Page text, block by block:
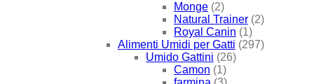
Monge (2)
Natural Trainer (2)
Royal Canin (1)
Alimenti Umidi per Gatti (297)
Umido Gattini (26)
Camon (1)